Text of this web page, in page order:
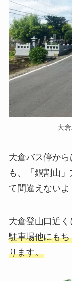
大
大倉バス停か
も、「鍋割山
て間違えないよ
大倉登山口近く
駐車場他にも
ります。